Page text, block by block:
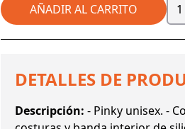
AÑADIR AL CARRITO
DETALLES DE
Descripción: - Pinky unisex. -